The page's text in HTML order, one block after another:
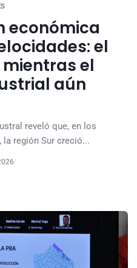
económica
el
el
aún
reveló que, en los
región Sur creció...